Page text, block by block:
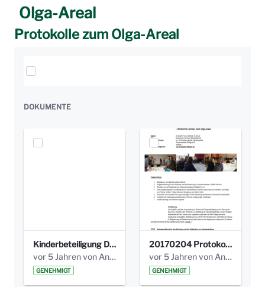
Olga-Areal
Protokolle zum Olga-Areal
Elemente auswählen
DOKUMENTE
Kinderbeteiligung Dez. 17 _Abstimmung Klettergerüst.pdf
vor 5 Jahren von Anni Schlumberger
GENEHMIGT
20170204 Protokoll Workshop 2 Promenade Schloßstraße (1).pdf
vor 5 Jahren von Anni Schlumberger
GENEHMIGT